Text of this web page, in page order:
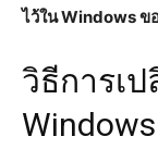
ไว้ใน Windows ขอ
วิธีการเ